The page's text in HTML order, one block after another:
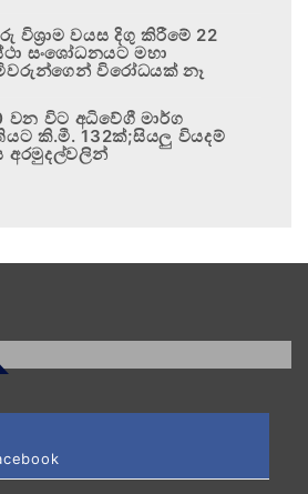
විශ්‍රාම වයස දිගු කිරීමේ 22
සංශෝධනයට මහා
විරෝධයක් නෑ
වන විට අධිවේගී මාර්ග
කි.මී. 132ක්;සියලු වියදම්
අරමුදල්වලින්